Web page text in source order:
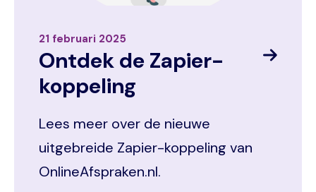
21 februari 2025
Ontdek de Zapier-
koppeling
Lees meer over de nieuwe
uitgebreide Zapier-koppeling van
OnlineAfspraken.nl.